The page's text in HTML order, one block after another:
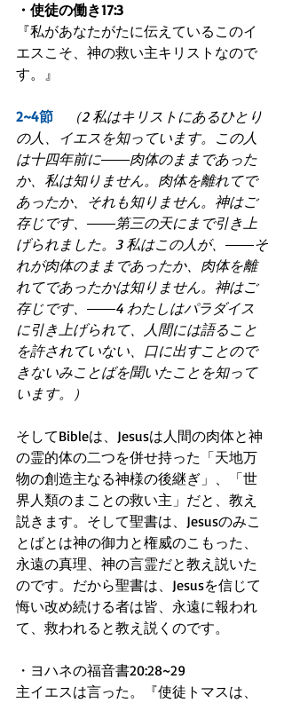
・使徒の働き17:3
『私があなたがたに伝えているこのイ
エスこそ、神の救い主キリストなので
す。』
2~4節
（2 私はキリストにあるひとり
の人、イエスを知っています。この人
は十四年前に――肉体のままであった
か、私は知りません。肉体を離れてで
あったか、それも知りません。神はご
存じです、――第三の天にまで引き上
げられました。3 私はこの人が、――そ
れが肉体のままであったか、肉体を離
れてであったかは知りません。神はご
存じです、――4 わたしはパラダイス
に引き上げられて、人間には語ること
を許されていない、口に出すことので
きないみことばを聞いたことを知って
います。）
そしてBibleは、Jesusは人間の肉体と神
の霊的体の二つを併せ持った「天地万
物の創造主なる神様の後継ぎ」、「世
界人類のまことの救い主」だと、教え
説きます。そして聖書は、Jesusのみこ
とばとは神の御力と権威のこもった、
永遠の真理、神の言霊だと教え説いた
のです。だから聖書は、Jesusを信じて
悔い改め続ける者は皆、永遠に報われ
て、救われると教え説くのです。
・ヨハネの福音書20:28~29
主イエスは言った。『使徒トマスは、